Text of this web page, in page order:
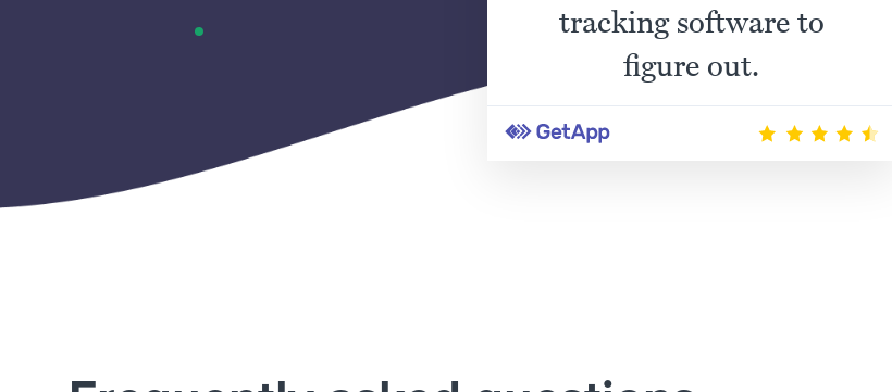
tracking software to
figure out.